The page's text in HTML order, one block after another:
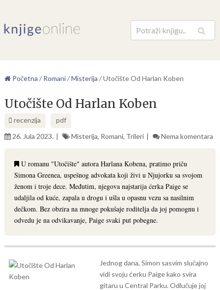
Pretraga
Početna / Romani/Misterija /Utočište Od Harlan Koben
Utočište Od Harlan Koben
recenzija
pdf
26. Jula 2023.
Misterija, Romani, Trileri Nema komentara
U romanu "Utočište" autora Harlana Kobena, pratimo priču
Simona Greenea, uspešnog advokata koji živi u Njujorku sa svojom
ženom i troje dece. Međutim, njegova najstarija ćerka Paige se
udaljila od kuće, zapala u drogu i ušla u opasnu vezu sa nasilnim
dečkom. Bez obzira na mnoge pokušaje roditelja da joj pomognu i
odvedu je na odvikavanje, Paige svaki put pobegne.
Jednog dana, Simon sasvim slučajno
vidi svoju ćerku Paige kako svira
gitaru u Central Parku. Odlučuje joj